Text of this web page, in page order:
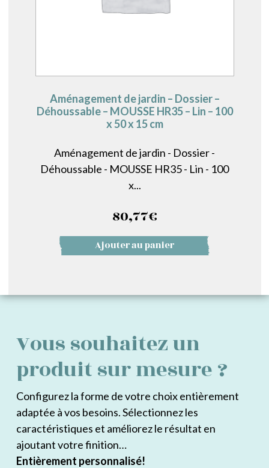
Aménagement de jardin – Dossier –
Déhoussable – MOUSSE HR35 – Lin – 100
x 50 x 15 cm
Aménagement de jardin - Dossier -
Déhoussable - MOUSSE HR35 - Lin - 100
x...
80,77€
Ajouter au panier
Vous souhaitez un
produit sur mesure ?
Configurez la forme de votre choix entièrement
adaptée à vos besoins. Sélectionnez les
caractéristiques et améliorez le résultat en
ajoutant votre finition…
Entièrement personnalisé!